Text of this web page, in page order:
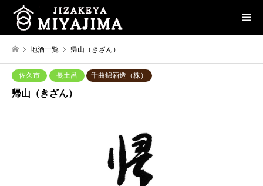
地酒一覧 帰山（きざん）
佐久市 長土呂 千曲錦酒造（株）
帰山（きざん）